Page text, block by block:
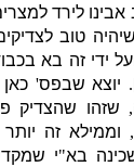
לירד
טוב
ידי זה בא בכבוד
שבפס'כאן
שהצדיק
זה יותר
בא"י